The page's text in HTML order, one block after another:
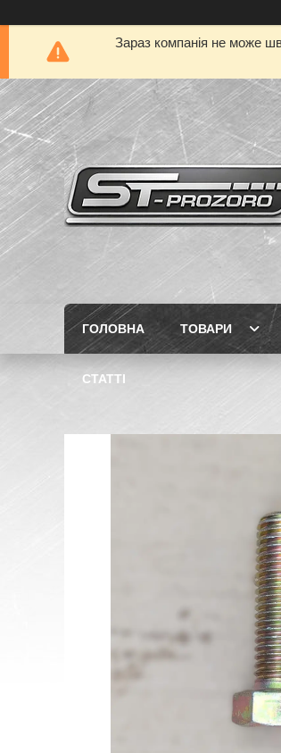
Зараз компанія не може
ГОЛОВНА ТОВАРИ
СТАТТІ